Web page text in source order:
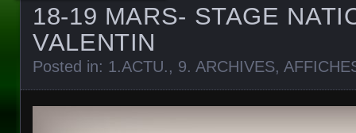
18-19 MARS- STAGE
VALENTIN
Posted in: 1.ACTU., 9. ARCHIVES,